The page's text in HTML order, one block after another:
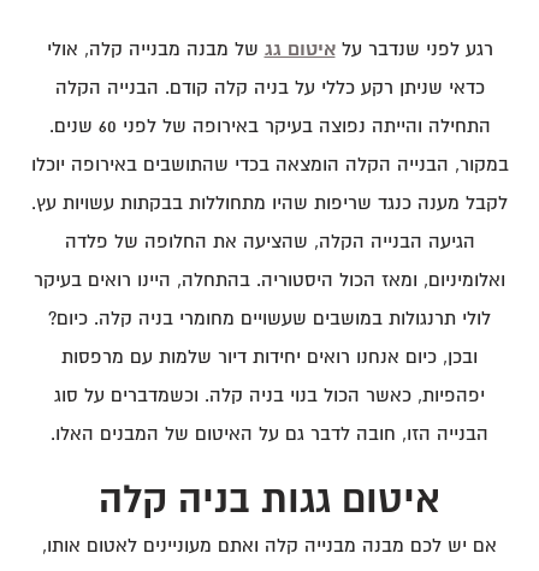
רגע לפני שנדבר עלאיטום גג של מבנה מבנייה קלה, אולי
כדאי שניתן רקע כללי על בניה קלה קודם. הבנייה הקלה
התחילה והייתה נפוצה בעיקר באירופה של לפני 60 שנים.
במקור, הבנייה הקלה הומצאה בכדי שהתושבים באירופה יוכלו
לקבל מענה כנגד שריפות שהיו מתחוללות בבקתות עשויות עץ.
הגיעה הבנייה הקלה, שהציעה את החלופה של פלדה
ואלומיניום, ומאז הכול היסטוריה. בהתחלה, היינו רואים בעיקר
לולי תרנגולות במושבים שעשויים מחומרי בניה קלה. כיום?
ובכן, כיום אנחנו רואים יחידות דיור שלמות עם מרפסות
יפהפיות, כאשר הכול בנוי בניה קלה. וכשמדברים על סוג
הבנייה הזו, חובה לדבר גם על האיטום של המבנים האלו.
איטום גגות בניה קלה
אם יש לכם מבנה מבנייה קלה ואתם מעוניינים לאטום אותו,